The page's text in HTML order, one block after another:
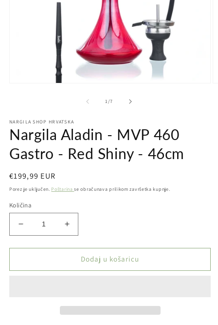
okviru
1/od
7
NARGILA SHOP HRVATSKA
Nargila Aladin - MVP 460
Gastro - Red Shiny - 46cm
Redovna
cijena
€199,99 EUR
Porez je uključen. Poštarinase obračunava prilikom završetka kupnje.
Količina
Smanji
količinu
proizvoda
Aladin
Povećaj
količinu
proizvoda
Nargila
Aladin
Dodaj u košaricu